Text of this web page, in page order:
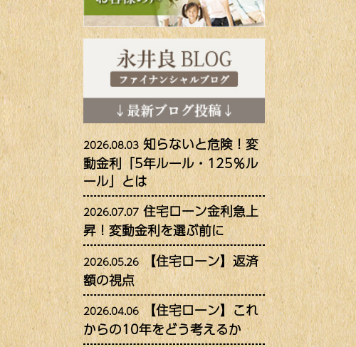
2026.08.03 知らないと危険！変
動金利「5年ルール・125％ル
ール」とは
2026.07.07 住宅ローン金利急上
昇！変動金利を選ぶ前に
2026.05.26 【住宅ローン】返済
額の視点
2026.04.06 【住宅ローン】これ
からの10年をどう考えるか